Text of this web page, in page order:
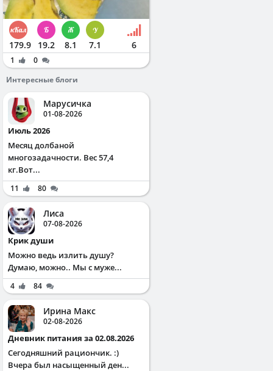
179.9 19.2 8.1 7.1 6
1
0
Интересные блоги
Марусичка
01-08-2026
Июль 2026
Месяц долбаной
многозадачности. Вес 57,4
кг.Вот...
11 80
Лиса
07-08-2026
Крик души
Можно ведь излить душу?
Думаю, можно.. Мы с муже...
4 84
Ирина Макс
02-08-2026
Дневник питания за 02.08.2026
Сегодняшний рациончик. :)
Вчера был насыщенный ден...